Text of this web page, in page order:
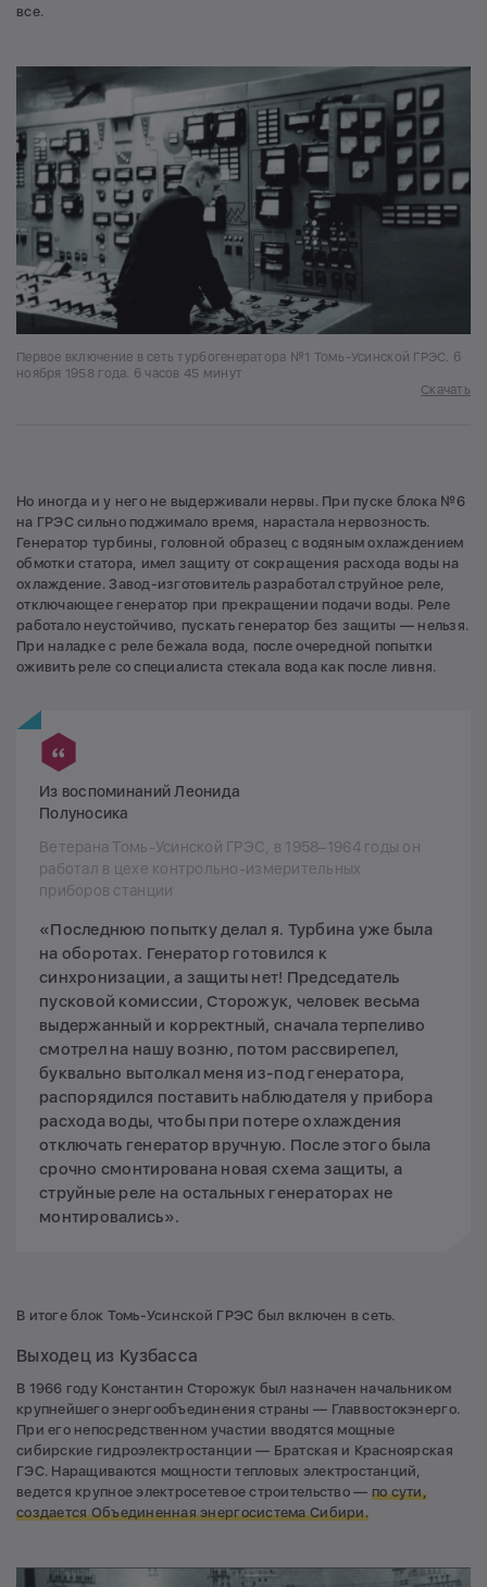
все.
Первое включение в сеть турбогенератора №1 Томь-Усинской ГРЭС. 6
ноября 1958 года. 6 часов 45 минут
Скачать
Но иногда и у него не выдерживали нервы. При пуске блока №6
на ГРЭС сильно поджимало время, нарастала нервозность.
Генератор турбины, головной образец с водяным охлаждением
обмотки статора, имел защиту от сокращения расхода воды на
охлаждение. Завод-изготовитель разработал струйное реле,
отключающее генератор при прекращении подачи воды. Реле
работало неустойчиво, пускать генератор без защиты — нельзя.
При наладке с реле бежала вода, после очередной попытки
оживить реле со специалиста стекала вода как после ливня.
Из воспоминаний Леонида
Полуносика
Ветерана Томь-Усинской ГРЭС, в 1958–1964 годы он
работал в цехе контрольно-измерительных
приборов станции
«Последнюю попытку делал я. Турбина уже была
на оборотах. Генератор готовился к
синхронизации, а защиты нет! Председатель
пусковой комиссии, Сторожук, человек весьма
выдержанный и корректный, сначала терпеливо
смотрел на нашу возню, потом рассвирепел,
буквально вытолкал меня из-под генератора,
распорядился поставить наблюдателя у прибора
расхода воды, чтобы при потере охлаждения
отключать генератор вручную. После этого была
срочно смонтирована новая схема защиты, а
струйные реле на остальных генераторах не
монтировались».
В итоге блок Томь-Усинской ГРЭС был включен в сеть.
Выходец из Кузбасса
В 1966 году Константин Сторожук был назначен начальником
крупнейшего энергообъединения страны — Главвостокэнерго.
При его непосредственном участии вводятся мощные
сибирские гидроэлектростанции — Братская и Красноярская
ГЭС. Наращиваются мощности тепловых электростанций,
ведется крупное электросетевое строительство — по сути,
создается Объединенная энергосистема Сибири.